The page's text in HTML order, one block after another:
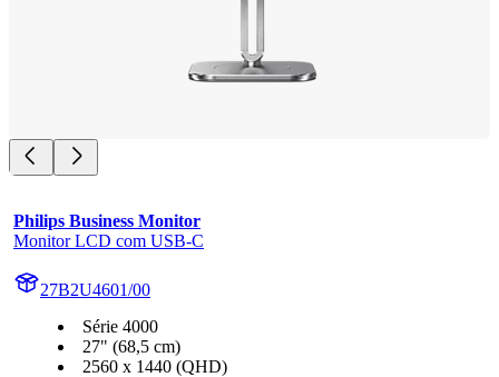
Philips Business Monitor
Monitor LCD com USB-C
27B2U4601/00
Série 4000
27" (68,5 cm)
2560 x 1440 (QHD)